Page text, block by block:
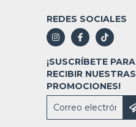
REDES SOCIALES
¡SUSCRÍBETE PARA
RECIBIR NUESTRAS
PROMOCIONES!